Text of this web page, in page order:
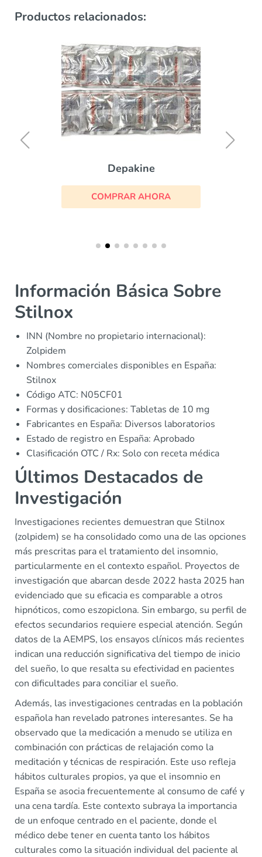
Productos relacionados:
Depakine
COMPRAR AHORA
Información Básica Sobre
Stilnox
INN (Nombre no propietario internacional):
Zolpidem
Nombres comerciales disponibles en España:
Stilnox
Código ATC: N05CF01
Formas y dosificaciones: Tabletas de 10 mg
Fabricantes en España: Diversos laboratorios
Estado de registro en España: Aprobado
Clasificación OTC / Rx: Solo con receta médica
Últimos Destacados de
Investigación
Investigaciones recientes demuestran que Stilnox
(zolpidem) se ha consolidado como una de las opciones
más prescritas para el tratamiento del insomnio,
particularmente en el contexto español. Proyectos de
investigación que abarcan desde 2022 hasta 2025 han
evidenciado que su eficacia es comparable a otros
hipnóticos, como eszopiclona. Sin embargo, su perfil de
efectos secundarios requiere especial atención. Según
datos de la AEMPS, los ensayos clínicos más recientes
indican una reducción significativa del tiempo de inicio
del sueño, lo que resalta su efectividad en pacientes
con dificultades para conciliar el sueño.
Además, las investigaciones centradas en la población
española han revelado patrones interesantes. Se ha
observado que la medicación a menudo se utiliza en
combinación con prácticas de relajación como la
meditación y técnicas de respiración. Este uso refleja
hábitos culturales propios, ya que el insomnio en
España se asocia frecuentemente al consumo de café y
una cena tardía. Este contexto subraya la importancia
de un enfoque centrado en el paciente, donde el
médico debe tener en cuenta tanto los hábitos
culturales como la situación individual del paciente al